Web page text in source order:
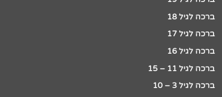
ברכה לגיל 18
ברכה לגיל 17
ברכה לגיל 16
ברכה לגיל 11 – 15
ברכה לגיל 3 – 10